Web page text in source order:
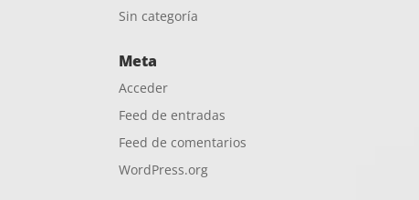
Sin categoría
Meta
Acceder
Feed de entradas
Feed de comentarios
WordPress.org